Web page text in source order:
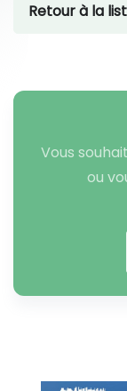
Retour à la
Vous
ou